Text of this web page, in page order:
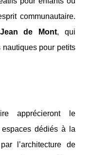
communautaire.
de Mont, qui
pour petits
apprécieront le
dédiés à la
l’architecture de